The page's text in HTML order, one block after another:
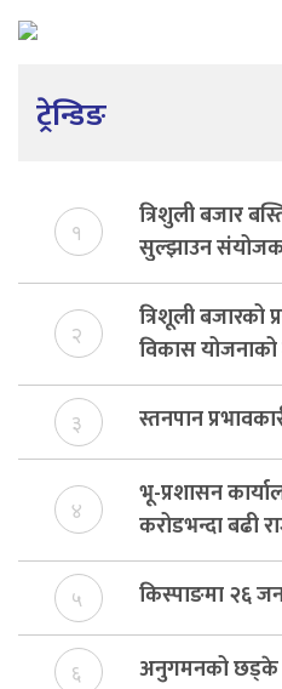
ट्रेन्डिङ
१
त्रिशुली बजार
सुल्झाउन
२
त्रिशूली बजारको
विकास योजनाको
विकास दर्ता
३ स्तनपान
४
भू-प्रशासन
करोडभन्दा बढी
बेरुजु फर्छयौट
५ किस्पाङमा २६
६ अनुगमनको छड्के